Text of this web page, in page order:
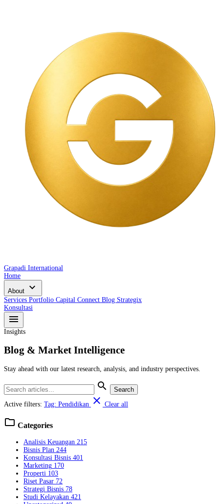
Grapadi International
Home
About expand_more
Services Portfolio Capital Connect Blog Strategix
Konsultasi
menu
Insights
Blog & Market Intelligence
Stay ahead with our latest research, analysis, and industry perspectives.
search
Search
Active filters: Tag: Pendidikan close Clear all
folder Categories
Analisis Keuangan 215
Bisnis Plan 244
Konsultasi Bisnis 401
Marketing 170
Properti 103
Riset Pasar 72
Strategi Bisnis 78
Studi Kelayakan 421